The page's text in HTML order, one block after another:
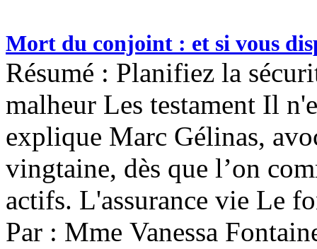
Mort du conjoint : et si vous
Résumé : Planifiez la
malheur Les testament Il
explique Marc Gélinas,
vingtaine, dès que l’on
actifs. L'assurance vie Le
Par : Mme Vanessa